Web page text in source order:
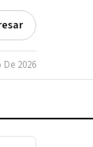
fútbol infantil
2026